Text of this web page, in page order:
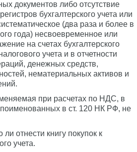
документов либо отсутствие
бухгалтерского учета или
(два раза и более в
года) несвоевременное или
на счетах бухгалтерского
учета и в отчетности
денежных средств,
нематериальных активов и
при расчетах по НДС, в
в ст. 120 НК РФ, не
отнести книгу покупок к
учета.